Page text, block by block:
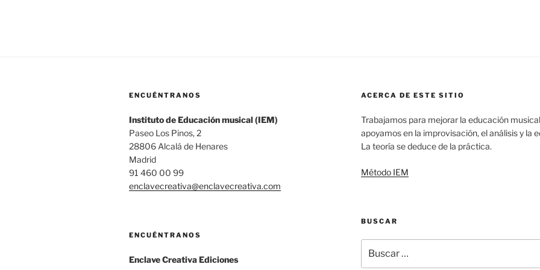
ENCUÉNTRANOS
Instituto de Educación musical (IEM)
Paseo Los Pinos, 2
28806 Alcalá de Henares
Madrid
91 460 00 99
enclavecreativa@enclavecreativa.com
ENCUÉNTRANOS
Enclave Creativa Ediciones
ACERCA DE ESTE SITIO
Trabajamos para mejorar la educación
apoyamos en la improvisación, el análisis y la
La teoría se deduce de la práctica.
Método IEM
BUSCAR
por: